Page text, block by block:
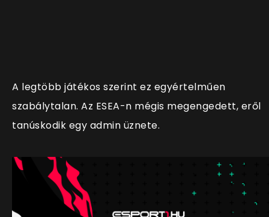
A legtöbb játékos szerint ez egyértelműen
szabálytalan. Az ESEA-n mégis megengedett, eről
tanúskodik egy admin üznete.